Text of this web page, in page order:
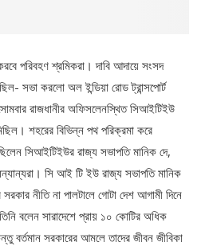
পরিবহণ শ্রমিকরা। দাবি আদায়ে সংসদ
সভা করলো অল ইন্ডিয়া রোড ট্রান্সপোর্ট
রাজধানীর অফিসলেনস্থিত সিআইটিইউ
শহরের বিভিন্ন পথ পরিক্রমা করে
সিআইটিইউর রাজ্য সভাপতি মানিক দে,
সি আই টি ইউ রাজ্য সভাপতি মানিক
নীতি না পালটালে গোটা দেশ আগামী দিনে
বলেন সারাদেশে প্রায় ১০ কোটির অধিক
বর্তমান সরকারের আমলে তাদের জীবন জীবিকা